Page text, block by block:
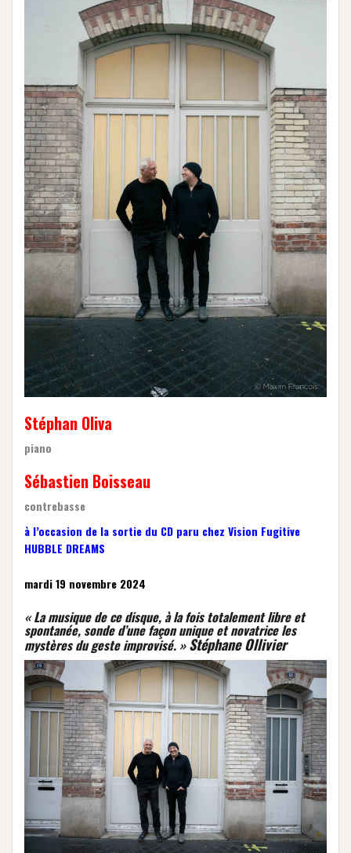
Stéphan Oliva
piano
Sébastien Boisseau
contrebasse
à l’occasion de la sortie du CD paru chez Vision Fugitive
HUBBLE DREAMS
mardi 19 novembre 2024
« La musique de ce disque, à la fois totalement libre et
spontanée, sonde d’une façon unique et novatrice les
mystères du geste improvisé. »Stéphane Ollivier